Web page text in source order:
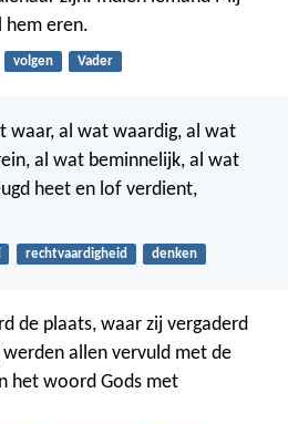
hem eren.
volgen Vader
waar, al wat waardig, al wat
al wat beminnelijk, al wat
heet en lof verdient,
rechtvaardigheid denken
de plaats, waar zij vergaderd
allen vervuld met de
het woord Gods met